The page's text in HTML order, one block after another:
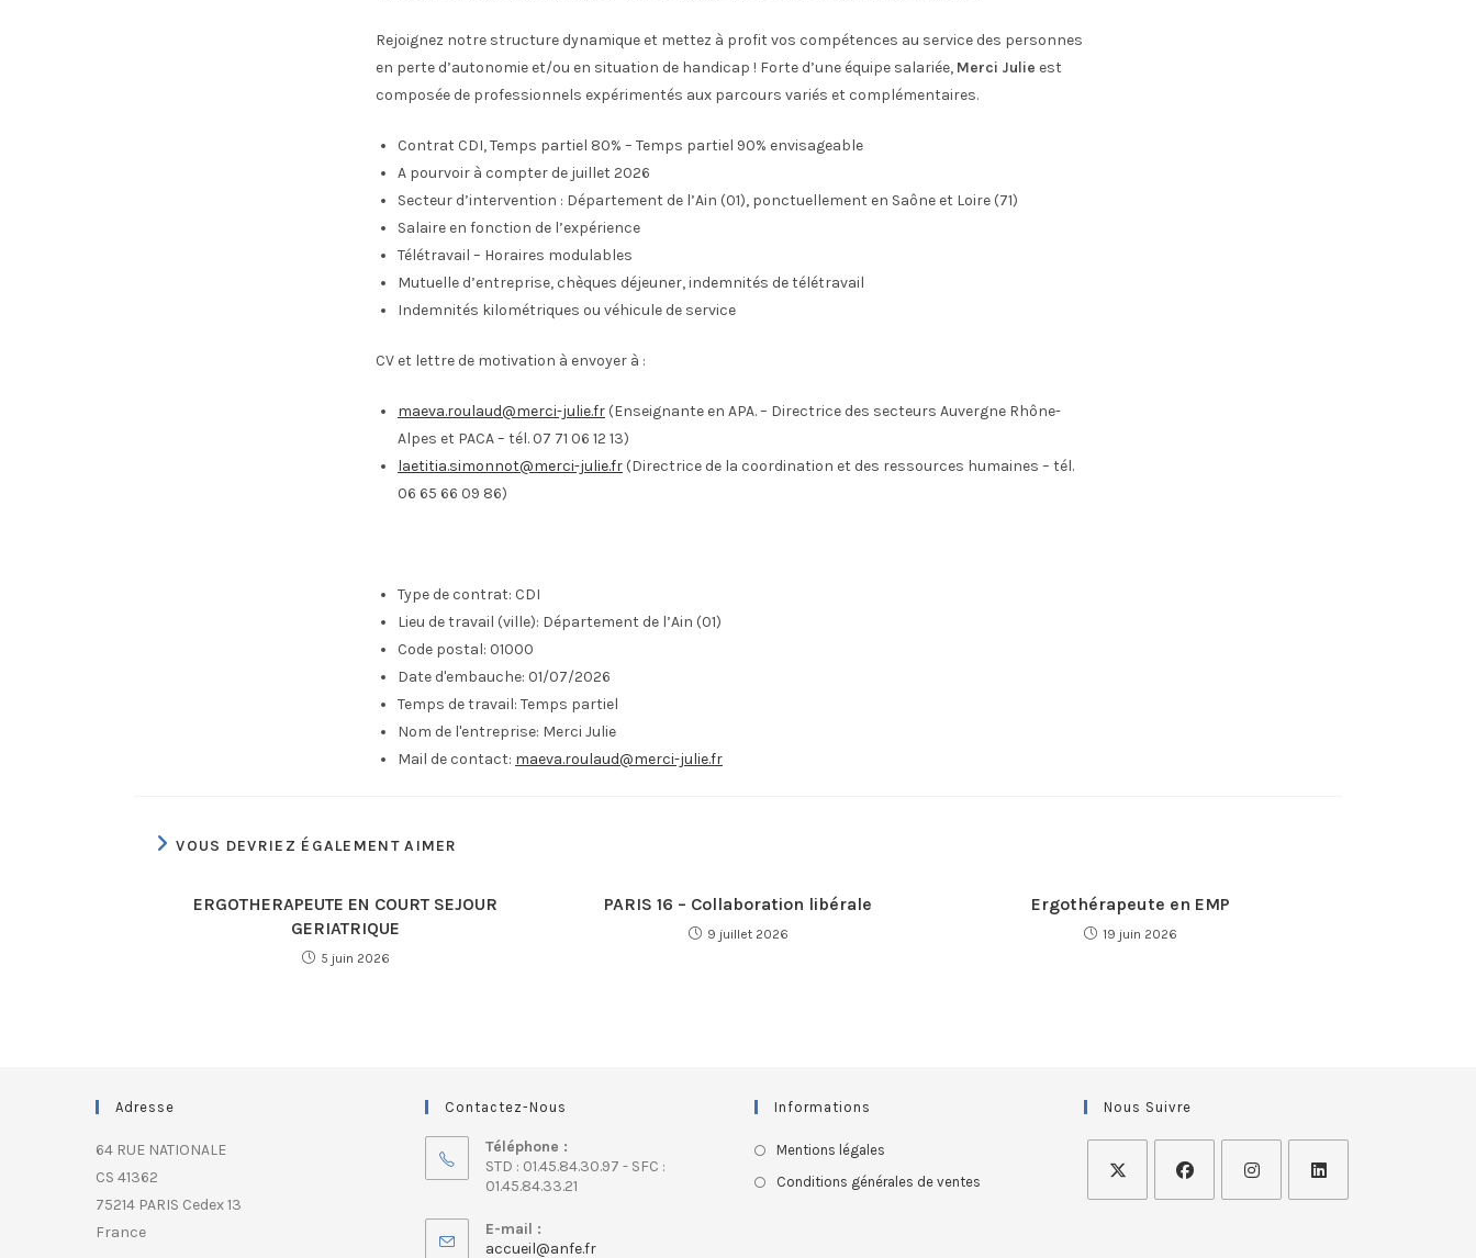
Rejoignez notre structure dynamique et mettez à profit vos compétences au service des personnes
en perte d’autonomie et/ou en situation de handicap ! Forte d’une équipe salariée, Merci Julie est
composée de professionnels expérimentés aux parcours variés et complémentaires.
Contrat CDI, Temps partiel 80% – Temps partiel 90% envisageable
A pourvoir à compter de juillet 2026
Secteur d’intervention : Département de l’Ain (01), ponctuellement en Saône et Loire (71)
Salaire en fonction de l’expérience
Télétravail – Horaires modulables
Mutuelle d’entreprise, chèques déjeuner, indemnités de télétravail
Indemnités kilométriques ou véhicule de service
CV et lettre de motivation à envoyer à :
maeva.roulaud@merci-julie.fr (Enseignante en APA. – Directrice des secteurs Auvergne Rhône-
Alpes et PACA – tél. 07 71 06 12 13)
laetitia.simonnot@merci-julie.fr (Directrice de la coordination et des ressources humaines – tél.
06 65 66 09 86)
Type de contrat: CDI
Lieu de travail (ville): Département de l’Ain (01)
Code postal: 01000
Date d'embauche: 01/07/2026
Temps de travail: Temps partiel
Nom de l'entreprise: Merci Julie
Mail de contact: maeva.roulaud@merci-julie.fr
VOUS DEVRIEZ ÉGALEMENT AIMER
ERGOTHERAPEUTE EN COURT SEJOUR
GERIATRIQUE
5 juin 2026
PARIS 16 – Collaboration libérale
9 juillet 2026
Ergothérapeute en EMP
19 juin 2026
Adresse
64 RUE NATIONALE
CS 41362
75214 PARIS Cedex 13
France
Contactez-Nous
Téléphone :
STD : 01.45.84.30.97 - SFC :
01.45.84.33.21
E-mail :
accueil@anfe.fr
Informations
Mentions légales
Conditions générales de ventes
Nous Suivre